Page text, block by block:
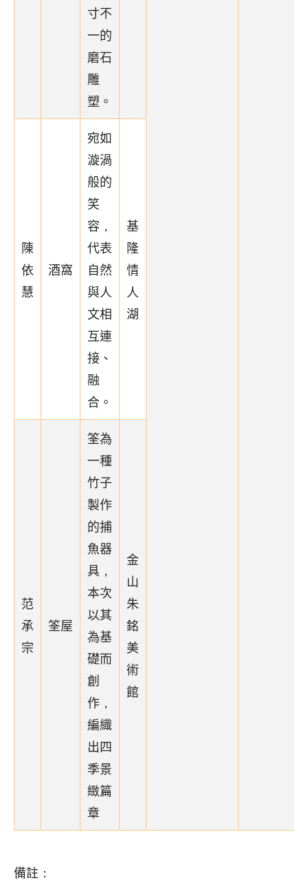
寸不
一的
磨石
雕
塑。
陳
依
慧
酒窩
宛如
漩渦
般的
笑
容，
代表
自然
與人
文相
互連
接、
融
合。
基
隆
情
人
湖
范
承
宗
筌屋
筌為
一種
竹子
製作
的捕
魚器
具，
本次
以其
為基
礎而
創
作，
編織
出四
季景
緻篇
章
金
山
朱
銘
美
術
館
備註：